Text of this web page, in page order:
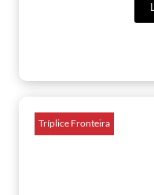
Tríplice Fronteira